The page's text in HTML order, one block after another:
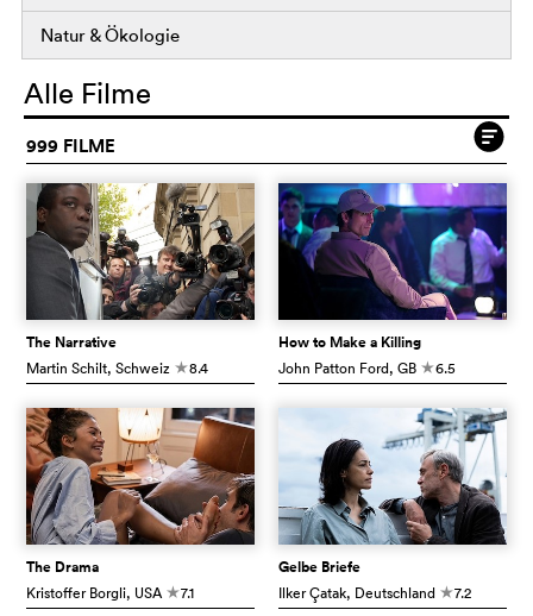
Natur & Ökologie
Alle Filme
999 FILME
The Narrative
Martin Schilt, Schweiz c8.4
How to Make a Killing
John Patton Ford, GB c6.5
The Drama
Kristoffer Borgli, USA c7.1
Gelbe Briefe
Ilker Çatak, Deutschland c7.2